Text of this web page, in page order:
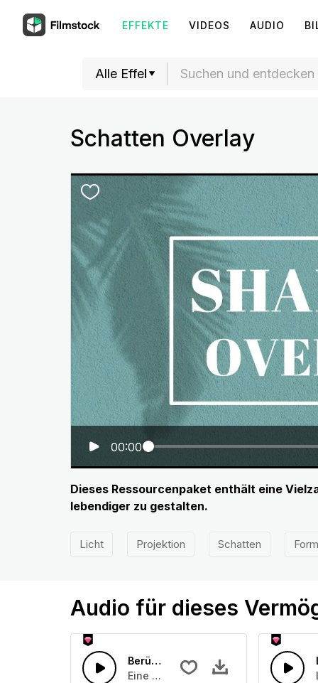
EFFEKTE VIDEOS AUDIO
Schatten Overlay
00:00
Dieses Ressourcenpaket enthält eine
lebendiger zu gestalten.
Licht Projektion Schatten
Audio für dieses
Berührung von Glas 50
Eine Ansammlung von einem oder